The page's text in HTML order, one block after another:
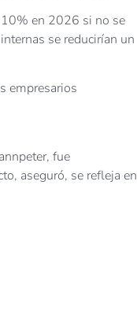
10% en 2026 si no se
se reducirían un
empresarios
fue
aseguró, se refleja en